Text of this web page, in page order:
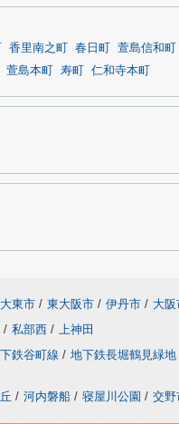
香里南之町 春日町 萱島信和町
萱島本町 寿町 仁和寺本町
大東市 / 東大阪市 / 伊丹市 / 大
/ 私部西 / 上神田
鉄谷町線 / 地下鉄長堀鶴見緑地
/ 河内磐船 / 寝屋川公園 / 交野